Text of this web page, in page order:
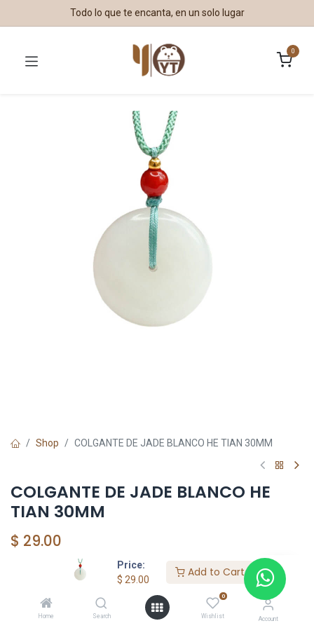
Price:
$ 29.00
Add to Cart
Home Search
0
Wishlist Account
Todo lo que te encanta, en un solo lugar
0
Shop COLGANTE DE JADE BLANCO HE TIAN 30MM
COLGANTE DE JADE BLANCO HE
TIAN 30MM
$ 29.00
Add to Cart
Agregar a la lista de deseos